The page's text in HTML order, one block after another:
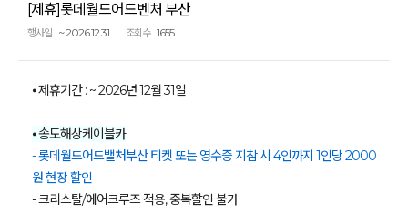
[제휴]롯데월드어드벤처 부산
행사일 ~ 2026.12.31 조회수 1655
⦁ 제휴기간 : ~ 2026년 12월 31일
⦁ 송도해상케이블카
- 롯데월드어드밸처부산 티켓 또는 영수증 지참 시 4인까지 1인당 2000
원 현장 할인
- 크리스탈/에어크루즈 적용, 중복할인 불가